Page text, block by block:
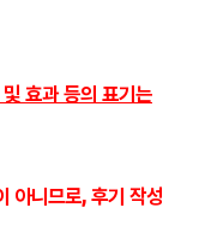
효과 등의 표기는
아니므로, 후기 작성